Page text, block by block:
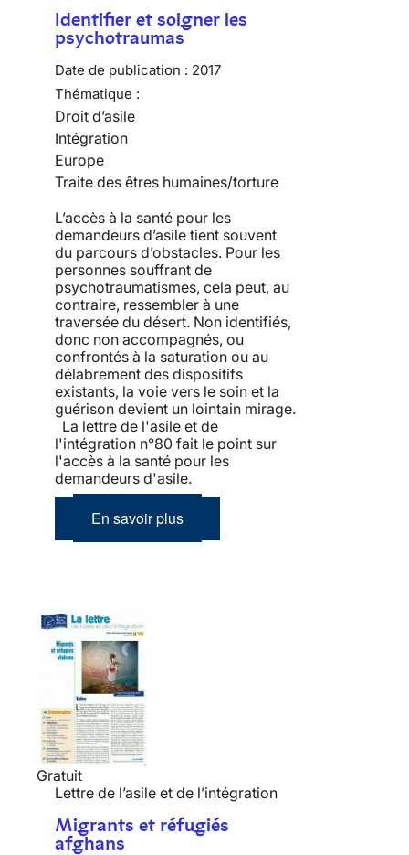
Identifier et soigner les
psychotraumas
Date de publication : 2017
Thématique :
Droit d’asile
Intégration
Europe
Traite des êtres humaines/torture
L’accès à la santé pour les
demandeurs d’asile tient souvent
du parcours d’obstacles. Pour les
personnes souffrant de
psychotraumatismes, cela peut, au
contraire, ressembler à une
traversée du désert. Non identifiés,
donc non accompagnés, ou
confrontés à la saturation ou au
délabrement des dispositifs
existants, la voie vers le soin et la
guérison devient un lointain mirage.
La lettre de l'asile et de
l'intégration n°80 fait le point sur
l'accès à la santé pour les
demandeurs d'asile.
En savoir plus
Gratuit
Lettre de l’asile et de l’intégration
Migrants et réfugiés
afghans